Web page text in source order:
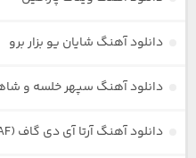
دانلود آهنگ شایان یو بزار برو
دانلود آهنگ سپهر خلسه و
دانلود آهنگ آرتا آی دی گاف (IDGAF)